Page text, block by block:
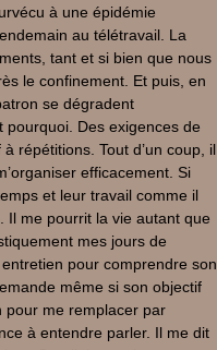
à une épidémie
au télétravail. La
tant et si bien que nous
le confinement. Et puis, en
se dégradent
Des exigences de
répétitions. Tout d’un coup, il
efficacement. Si
et leur travail comme il
Il me pourrit la vie autant que
mes jours de
pour comprendre son
même si son objectif
pour me remplacer par
à entendre parler. Il me dit